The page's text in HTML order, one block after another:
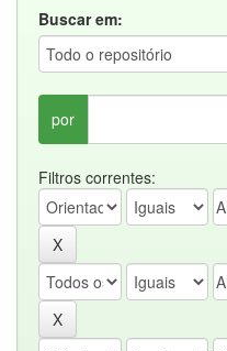
Buscar em:
por
Filtros correntes: